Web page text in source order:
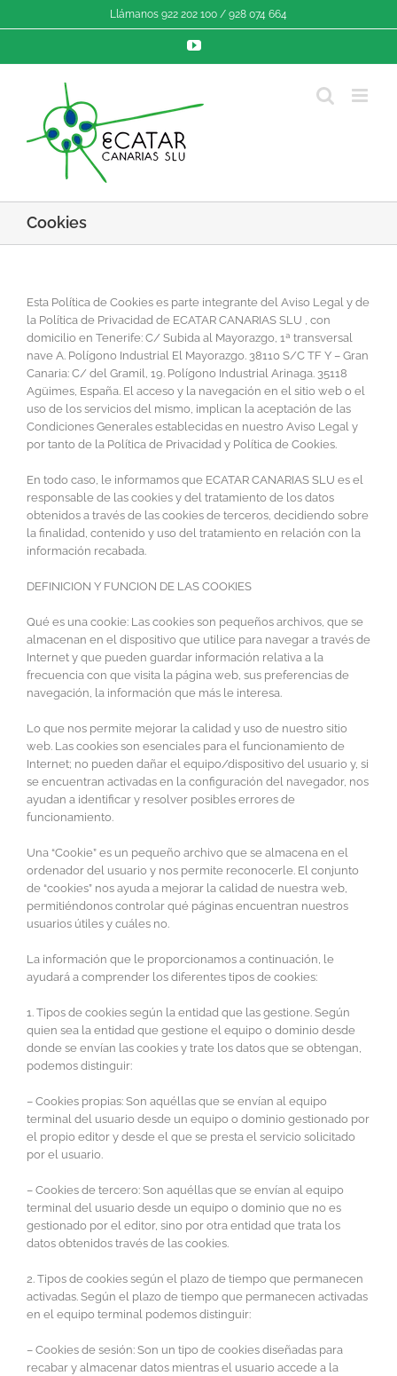
al
Llámanos 922 202 100 / 928 074 664
YouTube
Cookies
Esta Política de Cookies es parte integrante del Aviso Legal y de
la Política de Privacidad de ECATAR CANARIAS SLU , con
domicilio en Tenerife: C/ Subida al Mayorazgo, 1ª transversal
nave A. Polígono Industrial El Mayorazgo. 38110 S/C TF Y – Gran
Canaria: C/ del Gramil, 19. Polígono Industrial Arinaga. 35118
Agüimes, España. El acceso y la navegación en el sitio web o el
uso de los servicios del mismo, implican la aceptación de las
Condiciones Generales establecidas en nuestro Aviso Legal y
por tanto de la Política de Privacidad y Política de Cookies.
En todo caso, le informamos que ECATAR CANARIAS SLU es el
responsable de las cookies y del tratamiento de los datos
obtenidos a través de las cookies de terceros, decidiendo sobre
la finalidad, contenido y uso del tratamiento en relación con la
información recabada.
DEFINICION Y FUNCION DE LAS COOKIES
Qué es una cookie: Las cookies son pequeños archivos, que se
almacenan en el dispositivo que utilice para navegar a través de
Internet y que pueden guardar información relativa a la
frecuencia con que visita la página web, sus preferencias de
navegación, la información que más le interesa.
Lo que nos permite mejorar la calidad y uso de nuestro sitio
web. Las cookies son esenciales para el funcionamiento de
Internet; no pueden dañar el equipo/dispositivo del usuario y, si
se encuentran activadas en la configuración del navegador, nos
ayudan a identificar y resolver posibles errores de
funcionamiento.
Una “Cookie” es un pequeño archivo que se almacena en el
ordenador del usuario y nos permite reconocerle. El conjunto
de “cookies” nos ayuda a mejorar la calidad de nuestra web,
permitiéndonos controlar qué páginas encuentran nuestros
usuarios útiles y cuáles no.
La información que le proporcionamos a continuación, le
ayudará a comprender los diferentes tipos de cookies:
1. Tipos de cookies según la entidad que las gestione. Según
quien sea la entidad que gestione el equipo o dominio desde
donde se envían las cookies y trate los datos que se obtengan,
podemos distinguir:
– Cookies propias: Son aquéllas que se envían al equipo
terminal del usuario desde un equipo o dominio gestionado por
el propio editor y desde el que se presta el servicio solicitado
por el usuario.
– Cookies de tercero: Son aquéllas que se envían al equipo
terminal del usuario desde un equipo o dominio que no es
gestionado por el editor, sino por otra entidad que trata los
datos obtenidos través de las cookies.
2. Tipos de cookies según el plazo de tiempo que permanecen
activadas. Según el plazo de tiempo que permanecen activadas
en el equipo terminal podemos distinguir:
– Cookies de sesión: Son un tipo de cookies diseñadas para
recabar y almacenar datos mientras el usuario accede a la